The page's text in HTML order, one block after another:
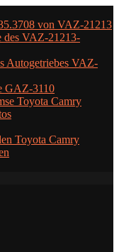
von VAZ-21213
des VAZ-21213-
Autogetriebes VAZ-
GAZ-3110
Toyota Camry
Toyota Camry